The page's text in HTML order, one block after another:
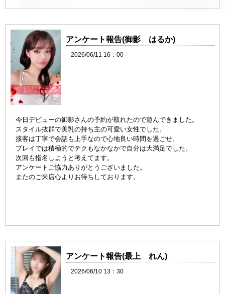
アンケート報告(御影 はるか)
2026/06/11 16：00
今日デビューの御影さんの予約が取れたので遊んできました。
スタイル抜群で美乳の持ち主の可愛い女性でした。
接客は丁寧で会話も上手なので心地良い時間を過ごせ、
プレイでは積極的でテクもなかなかで自分は大満足でした。
次回も指名しようと考えてます。
アンケートご協力ありがとうございました。
またのご来店心よりお待ちしております。
アンケート報告(最上 れん)
2026/06/10 13：30